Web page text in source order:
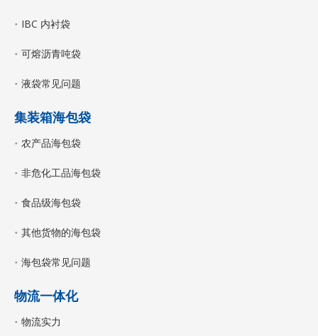
IBC 内衬袋
可熔沥青吨袋
液袋常见问题
集装箱海包袋
农产品海包袋
非危化工品海包袋
食品级海包袋
其他货物的海包袋
海包袋常见问题
物流一体化
物流实力